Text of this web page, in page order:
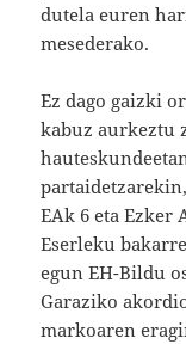
dutela euren
mesederako.
Ez dago gaizki
kabuz aurkeztu
EAk 6 eta Ezker
Eserleku
egun EH-Bildu
Garaziko
markoaren